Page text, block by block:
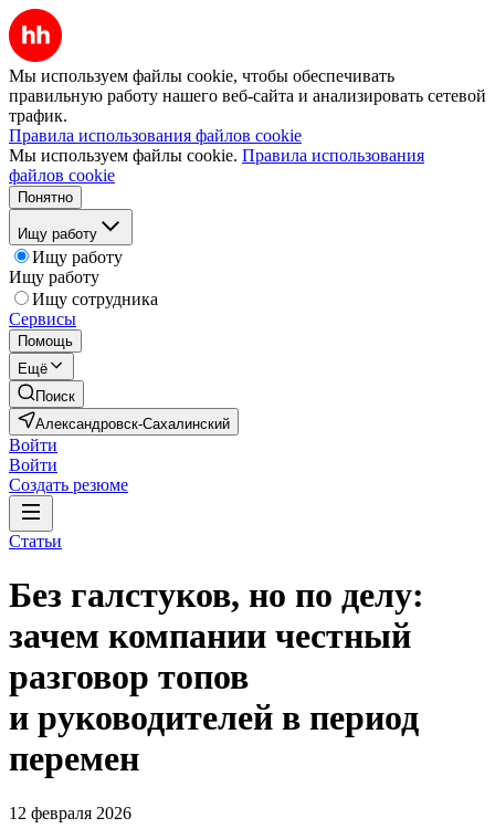
Мы используем файлы cookie, чтобы обеспечивать
правильную работу нашего веб-сайта и анализировать сетевой
трафик.
Правила использования файлов cookie
Мы используем файлы cookie. Правила использования
файлов cookie
Понятно
Ищу работу
Ищу работу
Ищу работу
Ищу сотрудника
Сервисы
Помощь
Ещё
Поиск
Александровск-Сахалинский
Войти
Войти
Создать резюме
Статьи
Без галстуков, но по делу:
зачем компании честный
разговор топов
и руководителей в период
перемен
12 февраля 2026